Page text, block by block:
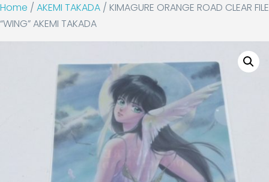
Home / AKEMI TAKADA / KIMAGURE ORANGE ROAD CLEAR FILE
“WING” AKEMI TAKADA